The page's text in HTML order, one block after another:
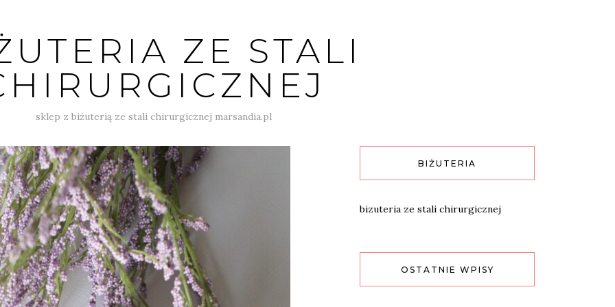
ZE STALI
sklep z biżuterią ze stali chirurgicznej marsandia.pl
BIŻUTERIA
bizuteria ze stali chirurgicznej
OSTATNIE WPISY